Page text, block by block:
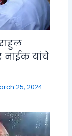
नाईक यांचे
25, 2024